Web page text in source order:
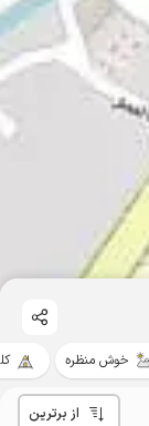
خوش منظره
از برترین